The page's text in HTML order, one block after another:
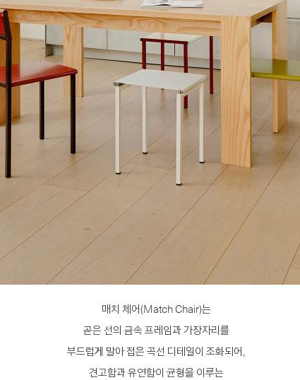
매치 체어(Match Chair)는
곧은 선의 금속 프레임과 가장자리를
부드럽게 말아 접은 곡선 디테일이 조화되어,
견고함과 유연함이 균형을 이루는